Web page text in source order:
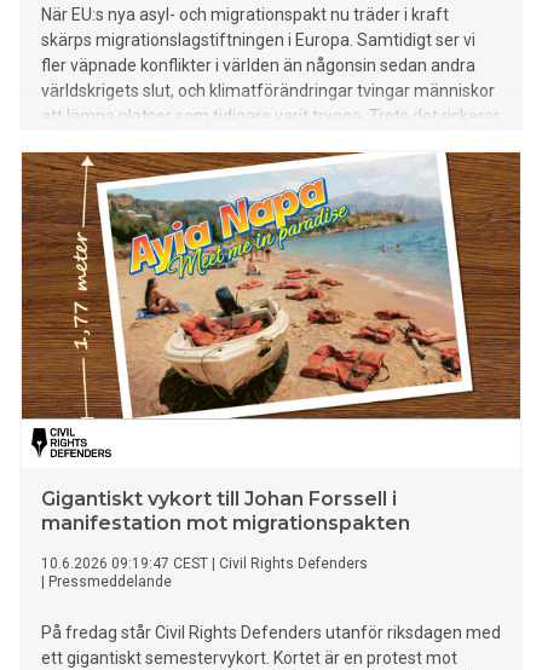
När EU:s nya asyl- och migrationspakt nu träder i kraft
skärps migrationslagstiftningen i Europa. Samtidigt ser vi
fler väpnade konflikter i världen än någonsin sedan andra
världskrigets slut, och klimatförändringar tvingar människor
att lämna platser som tidigare varit trygga. Trots det riskerar
vägar till skydd.
Gigantiskt vykort till Johan Forssell i
manifestation mot migrationspakten
10.6.2026 09:19:47 CEST
Civil Rights Defenders
Pressmeddelande
På fredag står Civil Rights Defenders utanför riksdagen med
ett gigantiskt semestervykort. Kortet är en protest mot